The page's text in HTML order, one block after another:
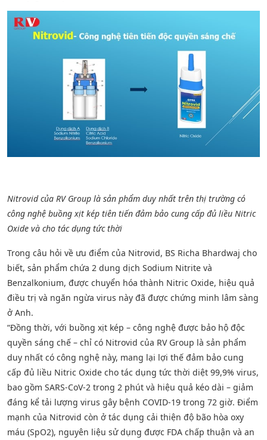
Nitrovid của RV Group là sản phẩm duy nhất trên thị trường có
công nghệ buồng xịt kép tiên tiến đảm bảo cung cấp đủ liều Nitric
Oxide và cho tác dụng tức thời
Trong câu hỏi về ưu điểm của Nitrovid, BS Richa Bhardwaj cho
biết, sản phẩm chứa 2 dung dịch Sodium Nitrite và
Benzalkonium, được chuyển hóa thành Nitric Oxide, hiệu quả
điều trị và ngăn ngừa virus này đã được chứng minh lâm sàng
ở Anh.
“Đồng thời, với buồng xịt kép – công nghệ được bảo hộ độc
quyền sáng chế – chỉ có Nitrovid của RV Group là sản phẩm
duy nhất có công nghệ này, mang lại lợi thế đảm bảo cung
cấp đủ liều Nitric Oxide cho tác dụng tức thời diệt 99,9% virus,
bao gồm SARS-CoV-2 trong 2 phút và hiệu quả kéo dài – giảm
đáng kể tải lượng virus gây bệnh COVID-19 trong 72 giờ. Điểm
mạnh của Nitrovid còn ở tác dụng cải thiện độ bão hòa oxy
máu (SpO2), nguyên liệu sử dụng được FDA chấp thuận và an